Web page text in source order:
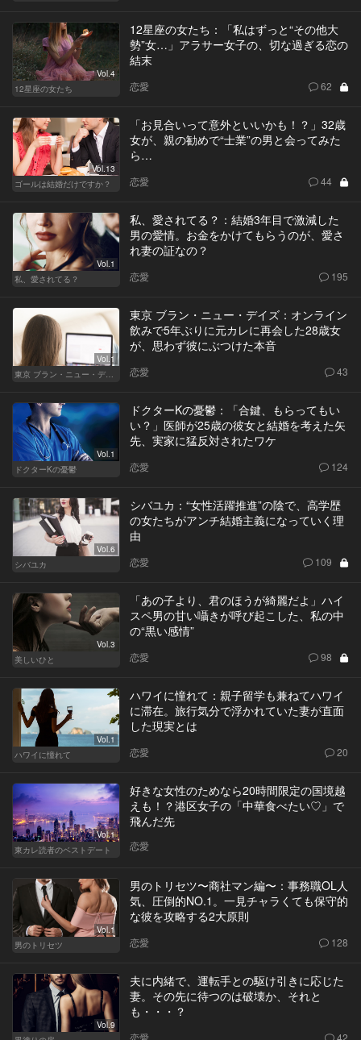
Vol.4
12星座の女たち
12星座の女たち：「私はずっと“その他大
勢”女…」アラサー女子の、切な過ぎる恋の
結末
恋愛 62
Vol.13
ゴールは結婚だけですか？
「お見合いって意外といいかも！？」32歳
女が、親の勧めで“士業”の男と会ってみた
ら…
恋愛 44
Vol.1
私、愛されてる？
私、愛されてる？：結婚3年目で激減した
男の愛情。お金をかけてもらうのが、愛さ
れ妻の証なの？
恋愛 195
Vol.1
東京 ブラン・ニュー・デイズ：オンライン
飲みで5年ぶりに元カレに再会した28歳女
が、思わず彼にぶつけた本音
恋愛 43
Vol.1
ドクターKの憂鬱
ドクターKの憂鬱：「合鍵、もらってもい
い？」医師が25歳の彼女と結婚を考えた矢
先、実家に猛反対されたワケ
恋愛 124
Vol.6
シバユカ
シバユカ：“女性活躍推進”の陰で、高学歴
の女たちがアンチ結婚主義になっていく理
由
恋愛 109
Vol.3
美しいひと
「あの子より、君のほうが綺麗だよ」ハイ
スペ男の甘い囁きが呼び起こした、私の中
の“黒い感情”
恋愛 98
Vol.1
ハワイに憧れて
ハワイに憧れて：親子留学も兼ねてハワイ
に滞在。旅行気分で浮かれていた妻が直面
した現実とは
恋愛 20
Vol.1
東カレ読者のベストデート
好きな女性のためなら20時間限定の国境越
えも！？港区女子の「中華食べたい♡」で
飛んだ先
恋愛
Vol.1
男のトリセツ
男のトリセツ〜商社マン編〜：事務職OL人
気、圧倒的NO.1。一見チャラくても保守的
な彼を攻略する2大原則
恋愛 128
Vol.9
夫に内緒で、運転手との駆け引きに応じた
妻。その先に待つのは破壊か、それと
も・・・？